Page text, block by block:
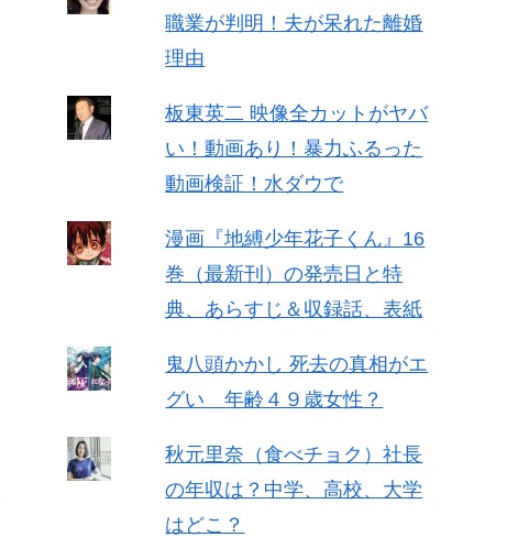
職業が判明！夫が呆れた離婚
理由
板東英二 映像全カットがヤバ
い！動画あり！暴力ふるった
動画検証！水ダウで
漫画『地縛少年花子くん』16
巻（最新刊）の発売日と特
典、あらすじ＆収録話、表紙
鬼八頭かかし 死去の真相がエ
グい 年齢４９歳女性？
秋元里奈（食べチョク）社長
の年収は？中学、高校、大学
はどこ？